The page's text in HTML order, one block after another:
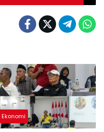
Ekonomi